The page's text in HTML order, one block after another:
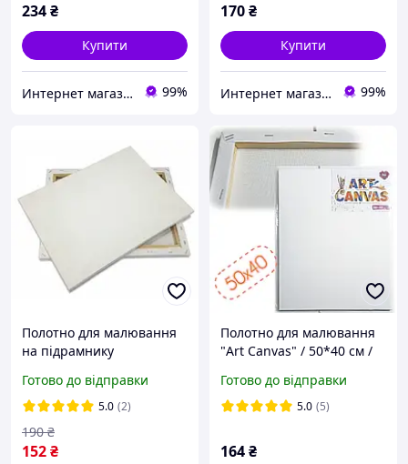
234₴
Купити
Интернет магазин «Art-market.pro» 99%
170₴
Купити
Интернет магазин «Art-market.pro» 99%
Полотно для малювання
на підрамнику
бавовна, дрібне зерно
20х30 см
Готово до відправки
5.0 (2)
152₴
190 ₴
Полотно для малювання
"Art Canvas" / 50*40 см /
Готово до відправки
5.0 (5)
164₴